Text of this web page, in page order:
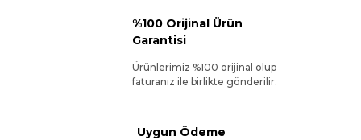
%100 Orijinal Ürün
Garantisi
Ürünlerimiz %100 orijinal olup
faturanız ile birlikte gönderilir.
Uygun Ödeme